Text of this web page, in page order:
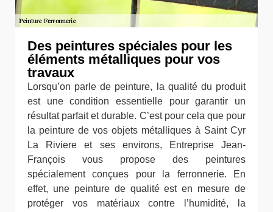
Des peintures spéciales pour les
éléments métalliques pour vos
travaux
Lorsqu’on parle de peinture, la qualité du produit
est une condition essentielle pour garantir un
résultat parfait et durable. C’est pour cela que pour
la peinture de vos objets métalliques à Saint Cyr
La Riviere et ses environs, Entreprise Jean-
François vous propose des peintures
spécialement conçues pour la ferronnerie. En
effet, une peinture de qualité est en mesure de
protéger vos matériaux contre l’humidité, la